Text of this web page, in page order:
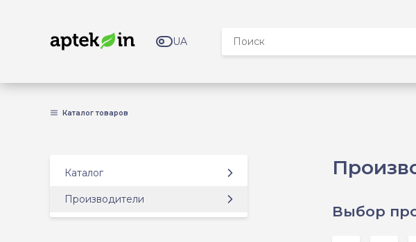
Каталог товаров
Каталог
Производители
Выбор
UA